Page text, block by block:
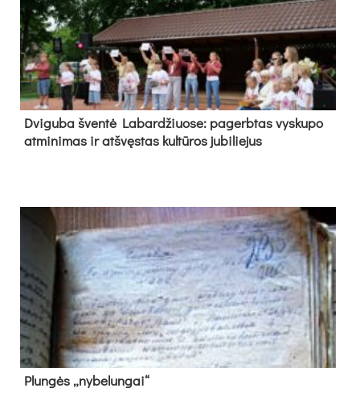
Dvi­gu­ba šven­tė La­bar­džiuo­se: pa­gerb­tas vys­ku­po
at­mi­ni­mas ir at­švęs­tas kul­tū­ros ju­bi­lie­jus
Plun­gės „ny­be­lun­gai“